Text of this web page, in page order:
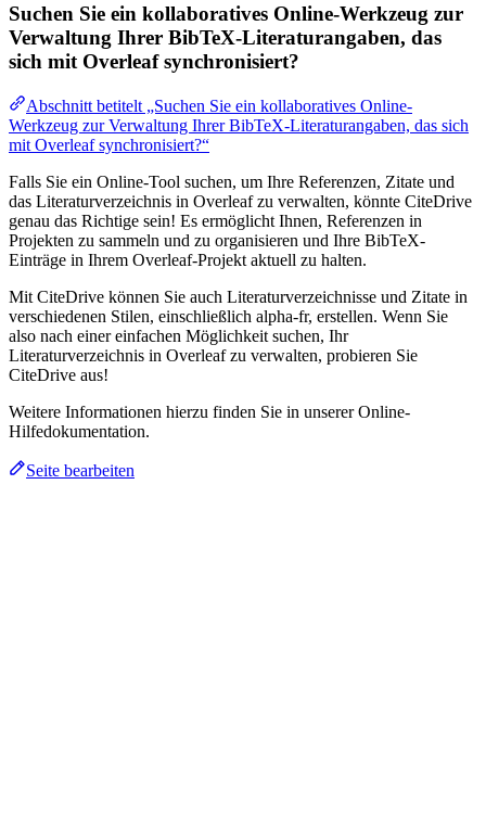
Suchen Sie ein kollaboratives Online-Werkzeug zur
Verwaltung Ihrer BibTeX-Literaturangaben, das
sich mit Overleaf synchronisiert?
Abschnitt betitelt „Suchen Sie ein kollaboratives Online-
Werkzeug zur Verwaltung Ihrer BibTeX-Literaturangaben, das sich
mit Overleaf synchronisiert?“
Falls Sie ein Online-Tool suchen, um Ihre Referenzen, Zitate und
das Literaturverzeichnis in Overleaf zu verwalten, könnte CiteDrive
genau das Richtige sein! Es ermöglicht Ihnen, Referenzen in
Projekten zu sammeln und zu organisieren und Ihre BibTeX-
Einträge in Ihrem Overleaf-Projekt aktuell zu halten.
Mit CiteDrive können Sie auch Literaturverzeichnisse und Zitate in
verschiedenen Stilen, einschließlich alpha-fr, erstellen. Wenn Sie
also nach einer einfachen Möglichkeit suchen, Ihr
Literaturverzeichnis in Overleaf zu verwalten, probieren Sie
CiteDrive aus!
Weitere Informationen hierzu finden Sie in unserer Online-
Hilfedokumentation.
Seite bearbeiten